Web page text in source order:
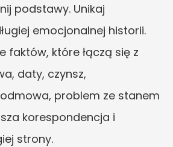
podstawy. Unikaj
emocjonalnej historii.
faktów, które łączą się z
daty, czynsz,
problem ze stanem
korespondencja i
strony.